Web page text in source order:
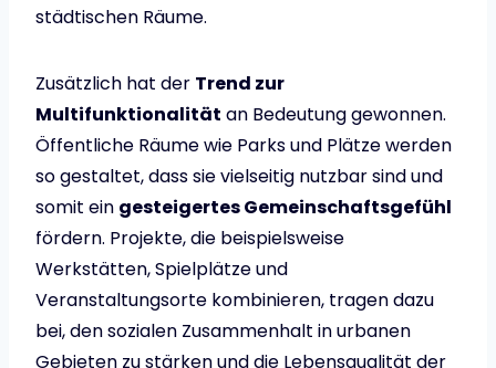
städtischen Räume.
Zusätzlich hat der Trend zur
Multifunktionalität an Bedeutung gewonnen.
Öffentliche Räume wie Parks und Plätze werden
so gestaltet, dass sie vielseitig nutzbar sind und
somit ein gesteigertes Gemeinschaftsgefühl
fördern. Projekte, die beispielsweise
Werkstätten, Spielplätze und
Veranstaltungsorte kombinieren, tragen dazu
bei, den sozialen Zusammenhalt in urbanen
Gebieten zu stärken und die Lebensqualität der